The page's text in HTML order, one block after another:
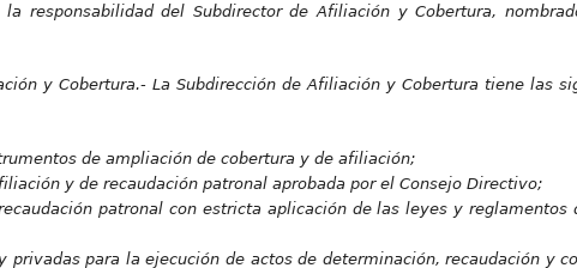
responsabilidad del Subdirector de Afiliación y Cobertura,
y Cobertura.- La Subdirección de Afiliación y Cobertura tiene las
de ampliación de cobertura y de afiliación;
y de recaudación patronal aprobada por el Consejo Directivo;
patronal con estricta aplicación de las leyes y reglamentos
privadas para la ejecución de actos de determinación, recaudación y